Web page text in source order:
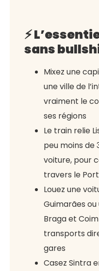
⚡
sans
Mixez une
une ville de
vraiment le
ses régions
Le train relie
peu moins de
voiture, pour
travers le
Louez une
Guimarães
Braga et
transports
gares
Casez Sintra